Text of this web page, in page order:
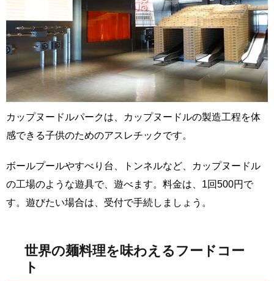
カップヌードルパークは、カップヌードルの製造工程を体
感できる子供のためのアスレチックです。
ボールプールやすべり台、トンネルなど、カップヌードル
の工場のような遊具で、遊べます。料金は、1回500円で
す。遊びたい場合は、受付で手続しましょう。
世界の麺料理を味わえるフードコー
ト